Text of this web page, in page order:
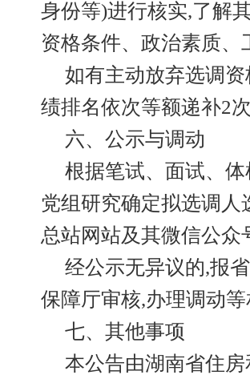
身份等)进行核实,了解
资格条件、政治素质
如有主动放弃选调
绩排名依次等额递补2次
六、公示与调动
根据笔试、面试、
党组研究确定拟选调人
总站网站及其微信公众
经公示无异议的,报
保障厅审核,办理调动等
七、其他事项
本公告由湖南省住